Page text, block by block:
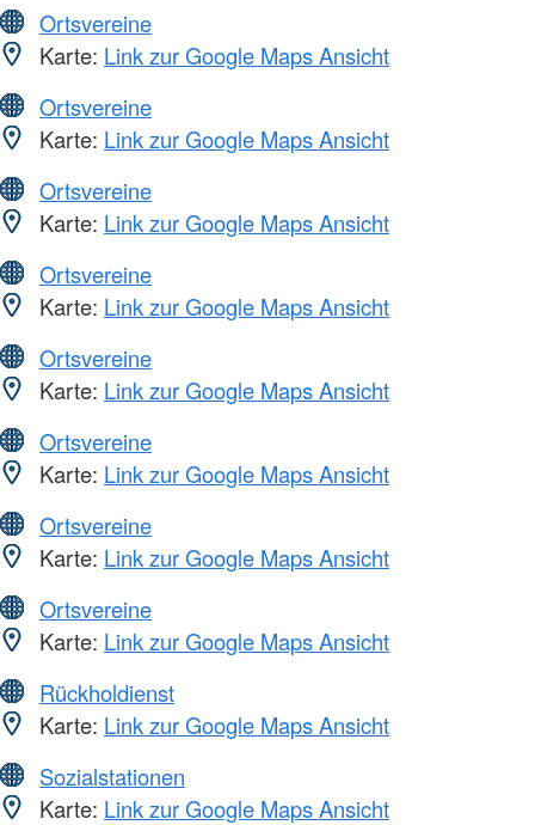
Ortsvereine
Karte: Link zur Google Maps Ansicht
Ortsvereine
Karte: Link zur Google Maps Ansicht
Ortsvereine
Karte: Link zur Google Maps Ansicht
Ortsvereine
Karte: Link zur Google Maps Ansicht
Ortsvereine
Karte: Link zur Google Maps Ansicht
Ortsvereine
Karte: Link zur Google Maps Ansicht
Ortsvereine
Karte: Link zur Google Maps Ansicht
Ortsvereine
Karte: Link zur Google Maps Ansicht
Rückholdienst
Karte: Link zur Google Maps Ansicht
Sozialstationen
Karte: Link zur Google Maps Ansicht